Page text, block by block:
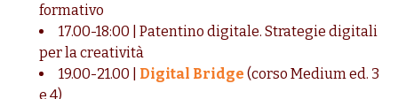
formativo
17.00-18:00 | Patentino digitale. Strategie digitali
per la creatività
19.00-21.00 | Digital Bridge (corso Medium ed. 3
e 4)